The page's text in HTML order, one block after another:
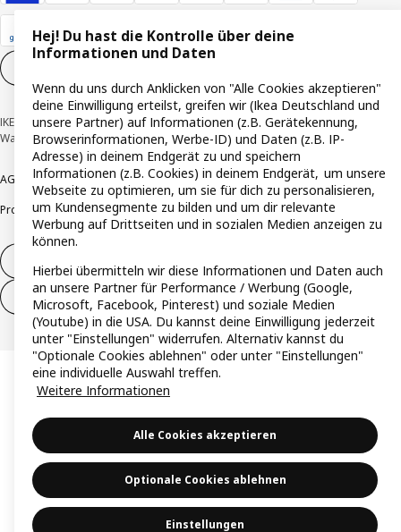
IKEA Deutschland GmbH & Co. KG - Am Wandersmann 2-4, 65719 Hofheim-
Wallau © Inter IKEA Systems B.V. 1999-2026
AGB BarrierefreiheitCookie-RichtlinieDatenschutzerklärungImpressum
ProduktrückrufeResponsible DisclosureVertrauensstelle
Vertrag widerrufen (Services & Leistungen)
Hej! Du hast die Kontrolle über deine
Informationen und Daten
Wenn du uns durch Anklicken von "Alle Cookies akzeptieren"
deine Einwilligung erteilst, greifen wir (Ikea Deutschland und
unsere Partner) auf Informationen (z.B. Gerätekennung,
Browserinformationen, Werbe-ID) und Daten (z.B. IP-
Adresse) in deinem Endgerät zu und speichern
Informationen (z.B. Cookies) in deinem Endgerät, um unsere
Webseite zu optimieren, um sie für dich zu personalisieren,
um Kundensegmente zu bilden und um dir relevante
Werbung auf Drittseiten und in sozialen Medien anzeigen zu
können.
Hierbei übermitteln wir diese Informationen und Daten auch
an unsere Partner für Performance / Werbung (Google,
Microsoft, Facebook, Pinterest) und soziale Medien
(Youtube) in die USA. Du kannst deine Einwilligung jederzeit
unter "Einstellungen" widerrufen. Alternativ kannst du
"Optionale Cookies ablehnen" oder unter "Einstellungen"
eine individuelle Auswahl treffen.
Weitere Informationen
Alle Cookies akzeptieren
Optionale Cookies ablehnen
Einstellungen